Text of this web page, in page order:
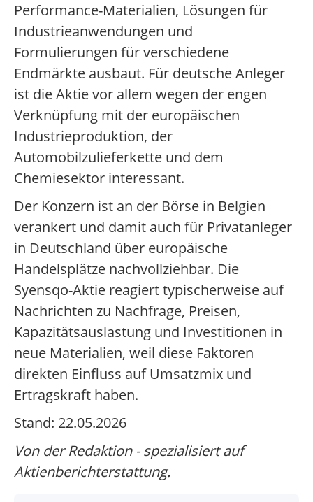
Performance-Materialien, Lösungen für
Industrieanwendungen und
Formulierungen für verschiedene
Endmärkte ausbaut. Für deutsche Anleger
ist die Aktie vor allem wegen der engen
Verknüpfung mit der europäischen
Industrieproduktion, der
Automobilzulieferkette und dem
Chemiesektor interessant.
Der Konzern ist an der Börse in Belgien
verankert und damit auch für Privatanleger
in Deutschland über europäische
Handelsplätze nachvollziehbar. Die
Syensqo-Aktie reagiert typischerweise auf
Nachrichten zu Nachfrage, Preisen,
Kapazitätsauslastung und Investitionen in
neue Materialien, weil diese Faktoren
direkten Einfluss auf Umsatzmix und
Ertragskraft haben.
Stand: 22.05.2026
Von der Redaktion - spezialisiert auf
Aktienberichterstattung.